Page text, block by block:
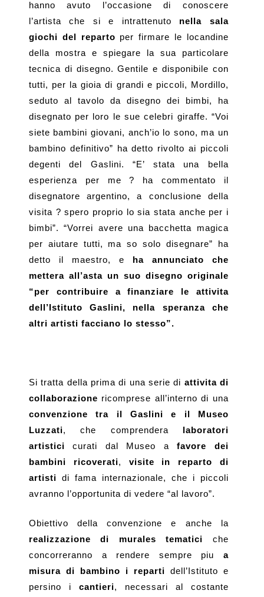
hanno avuto l’occasione di conoscere
l’artista che si e intrattenuto nella sala
giochi del reparto per firmare le locandine
della mostra e spiegare la sua particolare
tecnica di disegno. Gentile e disponibile con
tutti, per la gioia di grandi e piccoli, Mordillo,
seduto al tavolo da disegno dei bimbi, ha
disegnato per loro le sue celebri giraffe. “Voi
siete bambini giovani, anch’io lo sono, ma un
bambino definitivo” ha detto rivolto ai piccoli
degenti del Gaslini. “E’ stata una bella
esperienza per me ? ha commentato il
disegnatore argentino, a conclusione della
visita ? spero proprio lo sia stata anche per i
bimbi”. “Vorrei avere una bacchetta magica
per aiutare tutti, ma so solo disegnare” ha
detto il maestro, e ha annunciato che
mettera all’asta un suo disegno originale
“per contribuire a finanziare le attivita
dell’Istituto Gaslini, nella speranza che
altri artisti facciano lo stesso”.
Si tratta della prima di una serie di attivita di
collaborazione ricomprese all’interno di una
convenzione
tra il Gaslini e il Museo
Luzzati, che comprendera laboratori
artistici curati dal Museo afavore dei
bambini ricoverati, visite in reparto di
artisti di fama internazionale, che i piccoli
avranno l’opportunita di vedere “al lavoro”.
Obiettivo della convenzione e anche la
realizzazione di murales tematici che
concorreranno a rendere sempre piu a
misura di bambino i reparti dell’Istituto e
persino i cantieri, necessari al costante